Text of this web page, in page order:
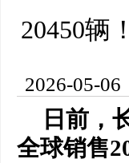
20450辆
2026-05-
日前，
全球销售